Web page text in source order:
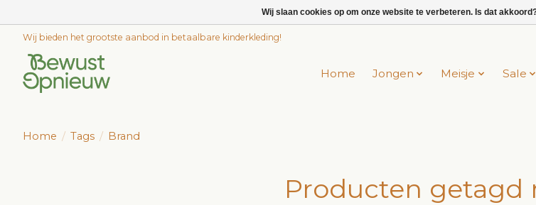
Wij bieden het grootste aanbod in betaalbare kinderkleding!
Home Jongen Meisje Sale
Home / Tags / Brand
Producten getagd
Wij slaan cookies op om onze website te verbeteren. Is dat